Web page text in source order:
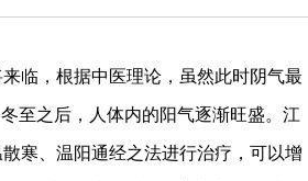
临，根据中医理论，虽然此时阴气最
至之后，人体内的阳气逐渐旺盛。江
寒、温阳通经之法进行治疗，可以增